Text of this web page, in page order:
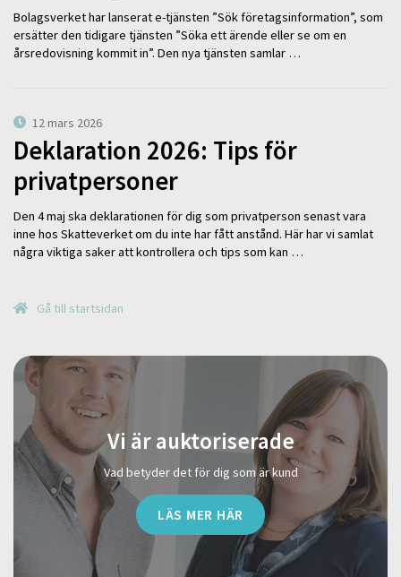
Bolagsverket har lanserat e-tjänsten ”Sök företagsinformation”, som
ersätter den tidigare tjänsten ”Söka ett ärende eller se om en
årsredovisning kommit in”. Den nya tjänsten samlar …
12 mars 2026
Deklaration 2026: Tips för
privatpersoner
Den 4 maj ska deklarationen för dig som privatperson senast vara
inne hos Skatteverket om du inte har fått anstånd. Här har vi samlat
några viktiga saker att kontrollera och tips som kan …
Gå till startsidan
Vi är auktoriserade
Vad betyder det för dig som är kund
LÄS MER HÄR